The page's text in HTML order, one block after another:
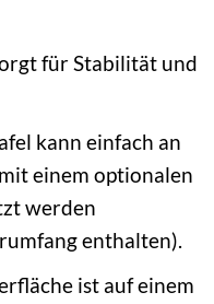
für Stabilität und
kann einfach an
einem optionalen
werden
enthalten).
ist auf einem